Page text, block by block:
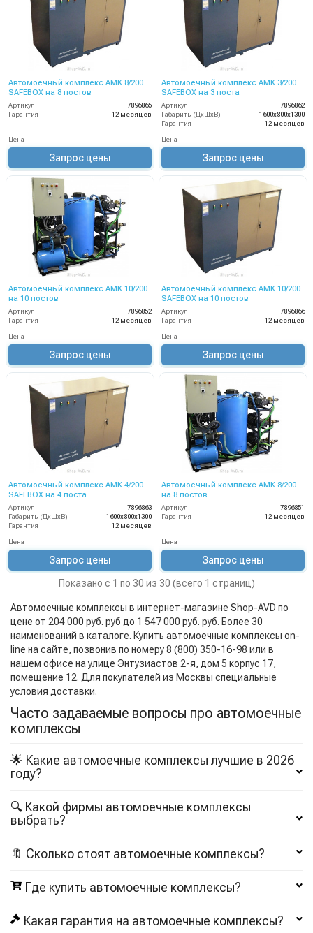
Автомоечный комплекс АМК 8/200
SAFEBOX на 8 постов
Артикул
7896865
Гарантия
12 месяцев
Цена
Запрос цены
Автомоечный комплекс АМК 3/200
SAFEBOX на 3 поста
Артикул
7896862
Габариты (ДхШхВ)
1600х800х1300
Гарантия
12 месяцев
Цена
Запрос цены
Автомоечный комплекс АМК 10/200
на 10 постов
Артикул
7896852
Гарантия
12 месяцев
Цена
Запрос цены
Автомоечный комплекс АМК 10/200
SAFEBOX на 10 постов
Артикул
7896866
Гарантия
12 месяцев
Цена
Запрос цены
Автомоечный комплекс АМК 4/200
SAFEBOX на 4 поста
Артикул
7896863
Габариты (ДхШхВ)
1600х800х1300
Гарантия
12 месяцев
Цена
Запрос цены
Автомоечный комплекс АМК 8/200
на 8 постов
Артикул
7896851
Гарантия
12 месяцев
Цена
Запрос цены
Показано с 1 по 30 из 30 (всего 1 страниц)
Автомоечные комплексы в интернет-магазине Shop-AVD по
цене от 204 000 руб. руб до 1 547 000 руб. руб. Более 30
наименований в каталоге. Купить автомоечные комплексы on-
line на сайте, позвонив по номеру 8 (800) 350-16-98 или в
нашем офисе на улице Энтузиастов 2-я, дом 5 корпус 17,
помещение 12. Для покупателей из Москвы специальные
условия доставки.
Часто задаваемые вопросы про автомоечные
комплексы
🌟 Какие автомоечные комплексы лучшие в 2026
году?
🔍 Какой фирмы автомоечные комплексы
выбрать?
🔖 Сколько стоят автомоечные комплексы?
Где купить автомоечные комплексы?
Какая гарантия на автомоечные комплексы?